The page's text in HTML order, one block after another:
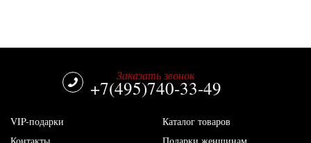
Заказать звонок
+7(495)740-33-49
VIP-подарки
Каталог товаров